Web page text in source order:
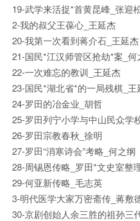
19-武学来活捉*首黄昆峰_张迎
2-我的叔父王葆心_王延杰
20-我第一次看到蒋介石_王延杰
21-国民*江汉师管区抢劫*案_何
22-一次难忘的教训_王延杰
23-国民*湖北省*的一局残棋_王
24-罗田的冶金业_胡哲
25-罗田列宁小学与中山民众学
26-罗田宗教春秋_徐明
27-罗田“消寒诗会”考略_何之纲
28-周锡恩传略_罗田*文史室整
29-何亚新传略_毛志英
3-明代医学大家万密斋传_蒋敷
30-京剧创始人余三胜的祖孙三